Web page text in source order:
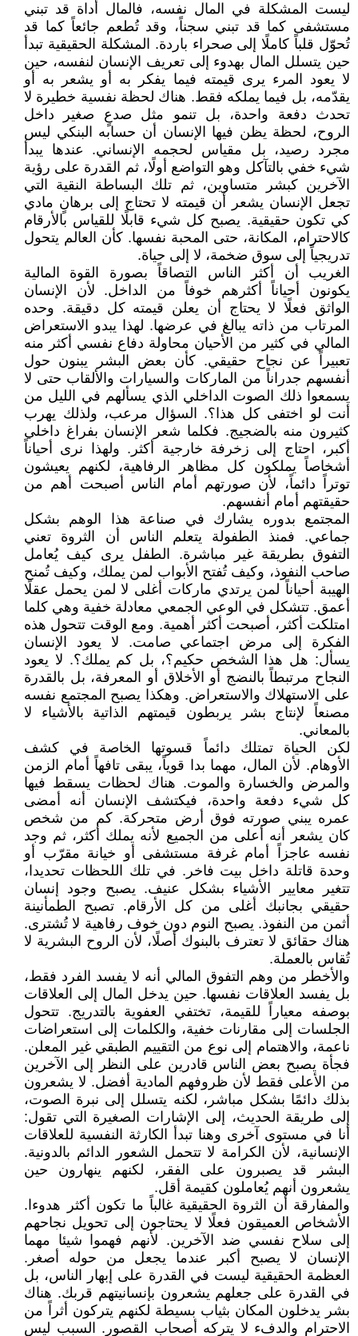
ليست المشكلة في المال نفسه، فالمال أداة قد تبني
مستشفى كما قد تبني سجناً، وقد تُطعم جائعاً كما قد
تُحوّل قلباً كاملًا إلى صحراء باردة. المشكلة الحقيقية تبدأ
حين يتسلل المال بهدوء إلى تعريف الإنسان لنفسه، حين
لا يعود المرء يرى قيمته فيما يفكر به أو يشعر به أو
يقدّمه، بل فيما يملكه فقط. هناك لحظة نفسية خطيرة لا
تحدث دفعة واحدة، بل تنمو مثل صدعٍ صغير داخل
الروح، لحظة يظن فيها الإنسان أن حسابه البنكي ليس
مجرد رصيد، بل مقياس لحجمه الإنساني. عندها يبدأ
شيء خفي بالتآكل وهو التواضع أولًا، ثم القدرة على رؤية
الآخرين كبشر متساوين، ثم تلك البساطة النقية التي
تجعل الإنسان يشعر أن قيمته لا تحتاج إلى برهانٍ مادي
كي تكون حقيقية. يصبح كل شيء قابلًا للقياس بالأرقام
كالاحترام، المكانة، حتى المحبة نفسها. كأن العالم يتحول
تدريجياً إلى سوق ضخمة، لا إلى حياة.
الغريب أن أكثر الناس التصاقاً بصورة القوة المالية
يكونون أحياناً أكثرهم خوفاً من الداخل. لأن الإنسان
الواثق فعلًا لا يحتاج أن يعلن قيمته كل دقيقة. وحده
المرتاب من ذاته يبالغ في عرضها. لهذا يبدو الاستعراض
المالي في كثير من الأحيان محاولة دفاع نفسي أكثر منه
تعبيراً عن نجاح حقيقي. كأن بعض البشر يبنون حول
أنفسهم جدراناً من الماركات والسيارات والألقاب حتى لا
يسمعوا ذلك الصوت الداخلي الذي يسألهم في الليل من
أنت لو اختفى كل هذا؟. السؤال مرعب، ولذلك يهرب
كثيرون منه بالضجيج. فكلما شعر الإنسان بفراغ داخلي
أكبر، احتاج إلى زخرفة خارجية أكثر. ولهذا نرى أحياناً
أشخاصاً يملكون كل مظاهر الرفاهية، لكنهم يعيشون
توتراً دائماً، لأن صورتهم أمام الناس أصبحت أهم من
حقيقتهم أمام أنفسهم.
المجتمع بدوره يشارك في صناعة هذا الوهم بشكل
جماعي. فمنذ الطفولة يتعلم الناس أن الثروة تعني
التفوق بطريقة غير مباشرة. الطفل يرى كيف يُعامل
صاحب النفوذ، وكيف تُفتح الأبواب لمن يملك، وكيف تُمنح
الهيبة أحياناً لمن يرتدي ماركات أغلى لا لمن يحمل عقلًا
أعمق. تتشكل في الوعي الجمعي معادلة خفية وهي كلما
امتلكت أكثر، أصبحت أكثر أهمية. ومع الوقت تتحول هذه
الفكرة إلى مرض اجتماعي صامت. لا يعود الإنسان
يسأل: هل هذا الشخص حكيم؟، بل كم يملك؟. لا يعود
النجاح مرتبطاً بالنضج أو الأخلاق أو المعرفة، بل بالقدرة
على الاستهلاك والاستعراض. وهكذا يصبح المجتمع نفسه
مصنعاً لإنتاج بشر يربطون قيمتهم الذاتية بالأشياء لا
بالمعاني.
لكن الحياة تمتلك دائماً قسوتها الخاصة في كشف
الأوهام. لأن المال، مهما بدا قوياً، يبقى تافهاً أمام الزمن
والمرض والخسارة والموت. هناك لحظات يسقط فيها
كل شيء دفعة واحدة، فيكتشف الإنسان أنه أمضى
عمره يبني صورته فوق أرض متحركة. كم من شخص
كان يشعر أنه أعلى من الجميع لأنه يملك أكثر، ثم وجد
نفسه عاجزاً أمام غرفة مستشفى أو خيانة مقرّب أو
وحدة قاتلة داخل بيت فاخر. في تلك اللحظات تحديدا،
تتغير معايير الأشياء بشكل عنيف. يصبح وجود إنسان
حقيقي بجانبك أغلى من كل الأرقام. تصبح الطمأنينة
أثمن من النفوذ. يصبح النوم دون خوف رفاهية لا تُشترى.
هناك حقائق لا تعترف بالبنوك أصلًا، لأن الروح البشرية لا
تُقاس بالعملة.
والأخطر من وهم التفوق المالي أنه لا يفسد الفرد فقط،
بل يفسد العلاقات نفسها. حين يدخل المال إلى العلاقات
بوصفه معياراً للقيمة، تختفي العفوية بالتدريج. تتحول
الجلسات إلى مقارنات خفية، والكلمات إلى استعراضات
ناعمة، والاهتمام إلى نوع من التقييم الطبقي غير المعلن.
فجأة يصبح بعض الناس قادرين على النظر إلى الآخرين
من الأعلى فقط لأن ظروفهم المادية أفضل. لا يشعرون
بذلك دائمًا بشكل مباشر، لكنه يتسلل إلى نبرة الصوت،
إلى طريقة الحديث، إلى الإشارات الصغيرة التي تقول:
أنا في مستوى آخرى وهنا تبدأ الكارثة النفسية للعلاقات
الإنسانية، لأن الكرامة لا تتحمل الشعور الدائم بالدونية.
البشر قد يصبرون على الفقر، لكنهم ينهارون حين
يشعرون أنهم يُعاملون كقيمة أقل.
والمفارقة أن الثروة الحقيقية غالباً ما تكون أكثر هدوءا.
الأشخاص العميقون فعلًا لا يحتاجون إلى تحويل نجاحهم
إلى سلاح نفسي ضد الآخرين. لأنهم فهموا شيئا مهما
الإنسان لا يصبح أكبر عندما يجعل من حوله أصغر.
العظمة الحقيقية ليست في القدرة على إبهار الناس، بل
في القدرة على جعلهم يشعرون بإنسانيتهم قربك. هناك
بشر يدخلون المكان بثياب بسيطة لكنهم يتركون أثراً من
الاحترام والدفء لا يتركه أصحاب القصور. السبب ليس